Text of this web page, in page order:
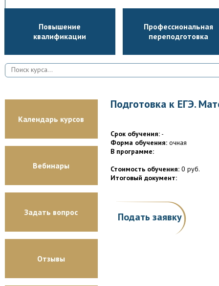
Повышение
квалификации
Профессиональная
переподготовка
Календарь курсов
Вебинары
Задать вопрос
Отзывы
Подготовка к ЕГЭ.
Срок обучения: -
Форма обучения: очная
В программе:
Стоимость обучения: 0 руб.
Итоговый документ:
Подать заявку